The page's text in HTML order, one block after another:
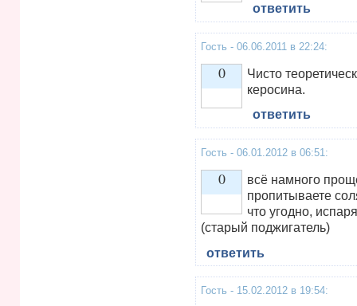
ответить
Гость - 06.06.2011 в 22:24:
0
Чисто
керосина.
ответить
Гость - 06.01.2012 в 06:51:
0
Vote up!
всё намного
пропитываете
что угодно,
(старый поджигатель)
ответить
Гость - 15.02.2012 в 19:54: